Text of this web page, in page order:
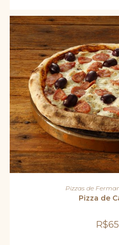
Pizzas de
Pizza de
R$